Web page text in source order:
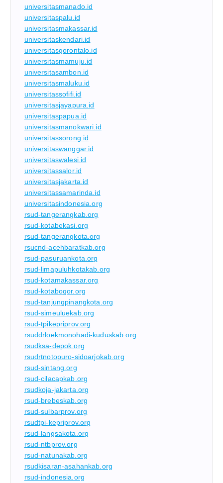
universitasmanado.id
universitaspalu.id
universitasmakassar.id
universitaskendari.id
universitasgorontalo.id
universitasmamuju.id
universitasambon.id
universitasmaluku.id
universitassofifi.id
universitasjayapura.id
universitaspapua.id
universitasmanokwari.id
universitassorong.id
universitaswanggar.id
universitaswalesi.id
universitassalor.id
universitasjakarta.id
universitassamarinda.id
universitasindonesia.org
rsud-tangerangkab.org
rsud-kotabekasi.org
rsud-tangerangkota.org
rsucnd-acehbaratkab.org
rsud-pasuruankota.org
rsud-limapuluhkotakab.org
rsud-kotamakassar.org
rsud-kotabogor.org
rsud-tanjungpinangkota.org
rsud-simeuluekab.org
rsud-tpikepriprov.org
rsuddrloekmonohadi-kuduskab.org
rsudksa-depok.org
rsudrtnotopuro-sidoarjokab.org
rsud-sintang.org
rsud-cilacapkab.org
rsudkoja-jakarta.org
rsud-brebeskab.org
rsud-sulbarprov.org
rsudtpi-kepriprov.org
rsud-langsakota.org
rsud-ntbprov.org
rsud-natunakab.org
rsudkisaran-asahankab.org
rsud-indonesia.org